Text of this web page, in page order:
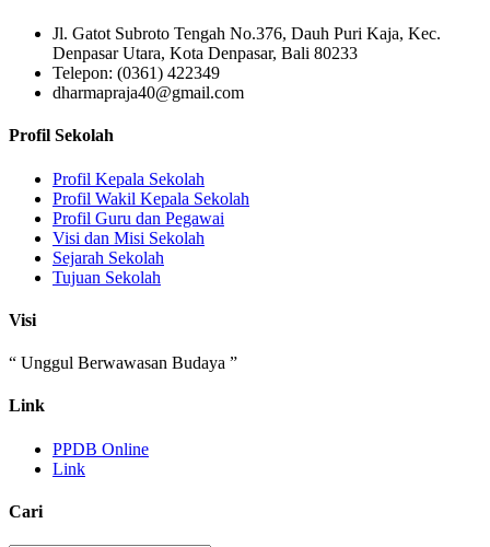
Jl. Gatot Subroto Tengah No.376, Dauh Puri Kaja, Kec.
Denpasar Utara, Kota Denpasar, Bali 80233
Telepon: (0361) 422349
dharmapraja40@gmail.com
Profil Sekolah
Profil Kepala Sekolah
Profil Wakil Kepala Sekolah
Profil Guru dan Pegawai
Visi dan Misi Sekolah
Sejarah Sekolah
Tujuan Sekolah
Visi
“ Unggul Berwawasan Budaya ”
Link
PPDB Online
Link
Cari